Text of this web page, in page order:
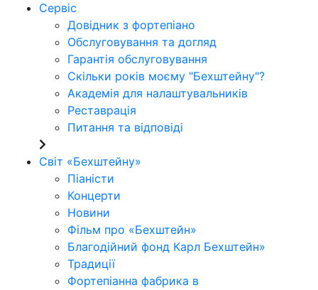
Сервіс
Довідник з фортепіано
Обслуговування та догляд
Гарантія обслуговування
Скільки років моєму "Бехштейну"?
Академія для налаштувальників
Реставрація
Питання та відповіді
Світ «Бехштейну»
Піаністи
Концерти
Новини
Фільм про «Бехштейн»
Благодійний фонд Карл Бехштейн»
Традиції
Фортепіанна фабрика в